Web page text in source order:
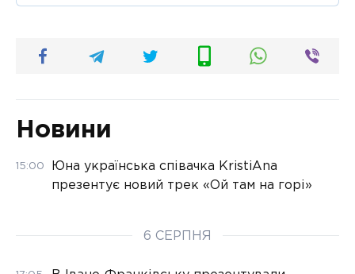
Новини
15:00
Юна українська співачка KristiAna
презентує новий трек «Ой там на горі»
6 СЕРПНЯ